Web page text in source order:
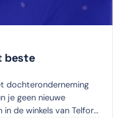
beste
dochteronderneming
je geen nieuwe
de winkels van Telfort